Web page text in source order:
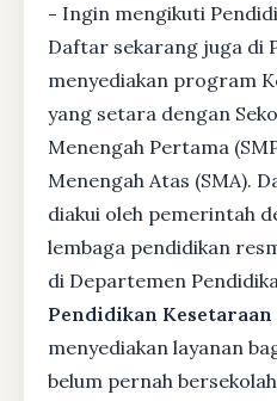
- Ingin mengikuti
Daftar sekarang juga di
menyediakan program
yang setara dengan
Menengah Pertama
Menengah Atas (SMA).
diakui oleh pemerintah
lembaga pendidikan
di Departemen
Pendidikan Kesetaraan
menyediakan layanan
belum pernah